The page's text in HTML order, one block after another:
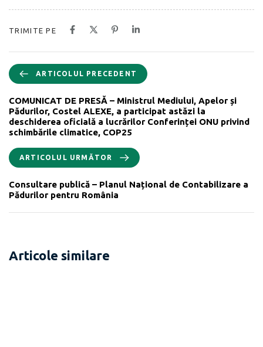
TRIMITE PE
ARTICOLUL PRECEDENT
COMUNICAT DE PRESĂ – Ministrul Mediului, Apelor și
Pădurilor, Costel ALEXE, a participat astăzi la
deschiderea oficială a lucrărilor Conferinței ONU privind
schimbările climatice, COP25
ARTICOLUL URMĂTOR
Consultare publică – Planul Național de Contabilizare a
Pădurilor pentru România
Articole similare